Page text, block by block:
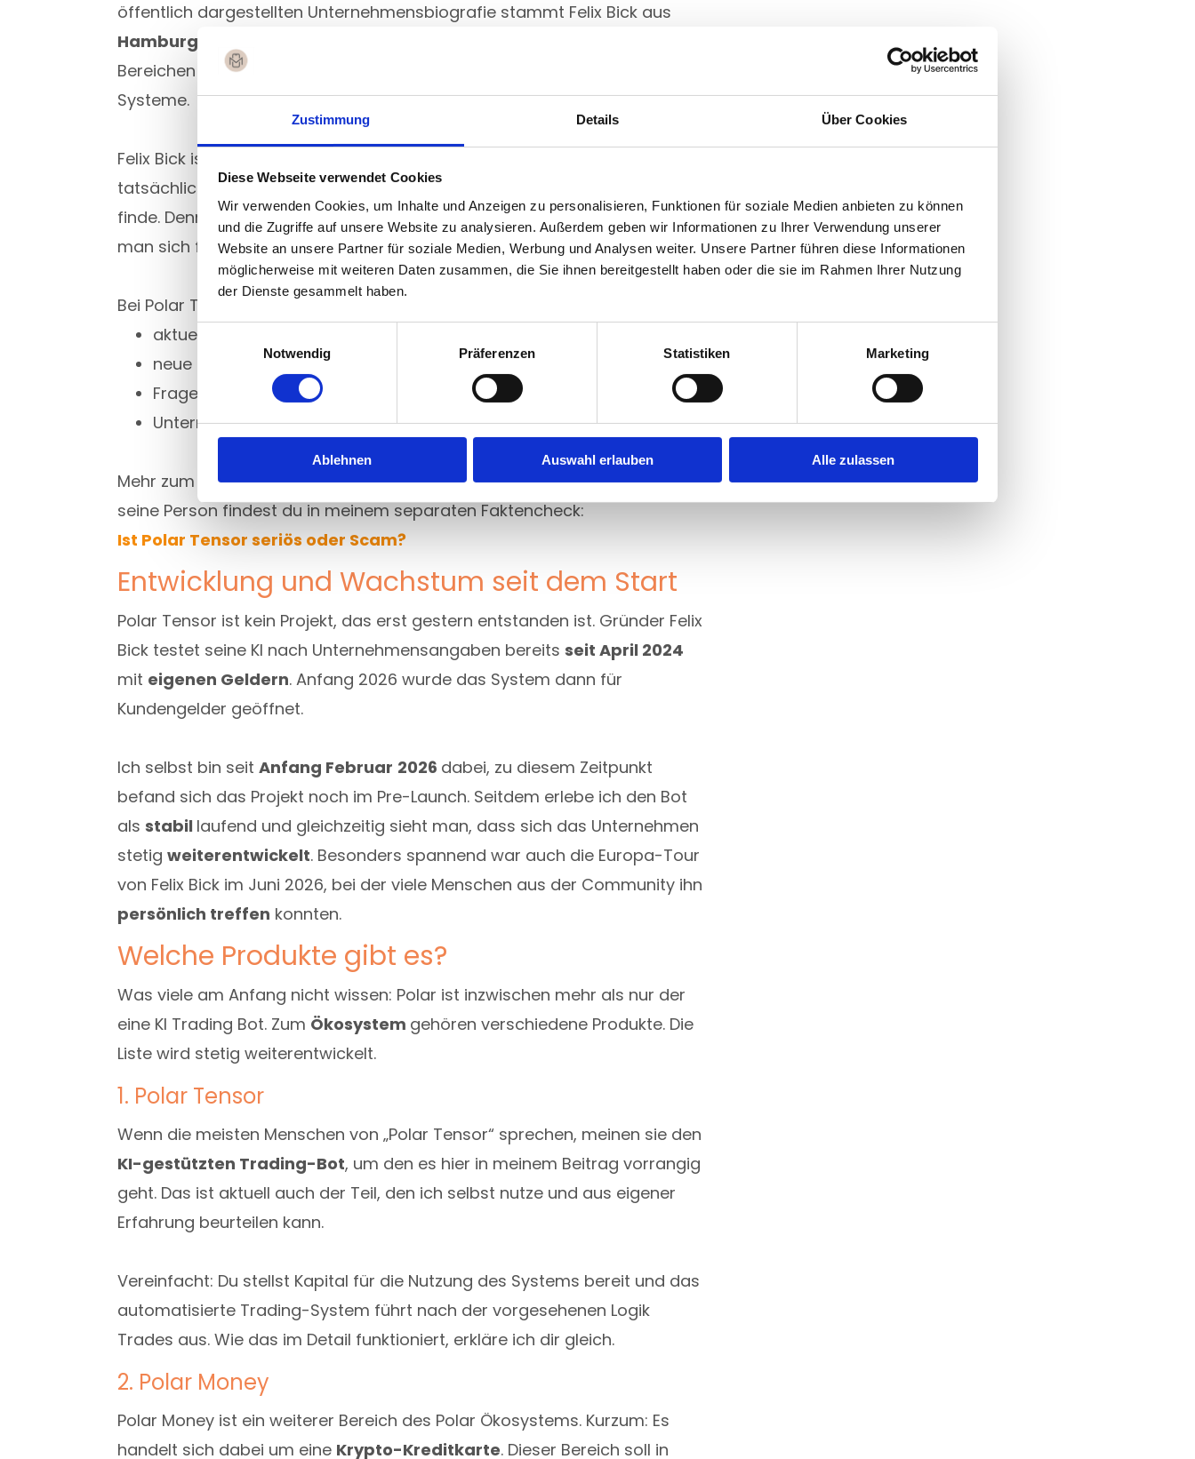
Zustimmung Details Über Cookies
Diese Webseite verwendet Cookies
Wir verwenden Cookies, um Inhalte und Anzeigen zu personalisieren, Funktionen für soziale Medien anbieten zu können
und die Zugriffe auf unsere Website zu analysieren. Außerdem geben wir Informationen zu Ihrer Verwendung unserer
Website an unsere Partner für soziale Medien, Werbung und Analysen weiter. Unsere Partner führen diese Informationen
möglicherweise mit weiteren Daten zusammen, die Sie ihnen bereitgestellt haben oder die sie im Rahmen Ihrer Nutzung
der Dienste gesammelt haben.
Einwilligungsauswahl
Notwendig
Präferenzen Statistiken Marketing
Ablehnen Auswahl erlauben Alle zulassen
öffentlich dargestellten Unternehmensbiografie stammt Felix Bick aus
Hamburg
Bereichen internationale Handelsstrukturen, Algorithmen und KI-gestützte
Systeme.
Felix Bick ist innerhalb der Community sehr
tatsächlich etwas, das ich bei einem Projekt im Krypto-Bereich wichtig
finde. Denn wir kennen wahrscheinlich alle diese Plattformen, bei denen
man sich fragt:Wer steckt da eigentlich dahinter?
Bei Polar Tensor gibt es regelmäßige
aktuelle Entwicklungen erklärt
neue Produkte vorgestellt
Fragen aus der Community beantwortet
Unternehmensupdates geteilt
Mehr zum Gründer und auch zu den teilweise wilden Gerüchten rund um
seine Person findest du in meinem separaten Faktencheck:
Ist Polar Tensor seriös oder Scam?
Entwicklung und Wachstum seit dem Start
Polar Tensor ist kein Projekt, das erst gestern entstanden ist. Gründer Felix
Bick testet seine KI nach Unternehmensangaben bereits seit April 2024
mit eigenen Geldern. Anfang 2026 wurde das System dann für
Kundengelder geöffnet.
Ich selbst bin seit Anfang Februar 2026 dabei, zu diesem Zeitpunkt
befand sich das Projekt noch im Pre-Launch. Seitdem erlebe ich den Bot
als stabil laufend und gleichzeitig sieht man, dass sich das Unternehmen
stetig weiterentwickelt. Besonders spannend war auch die Europa-Tour
von Felix Bick im Juni 2026, bei der viele Menschen aus der Community ihn
persönlich treffen konnten.
Welche Produkte gibt es?
Was viele am Anfang nicht wissen: Polar ist inzwischen mehr als nur der
eine KI Trading Bot. Zum Ökosystem gehören verschiedene Produkte. Die
Liste wird stetig weiterentwickelt.
1. Polar Tensor
Wenn die meisten Menschen von „Polar Tensor“ sprechen, meinen sie den
KI-gestützten Trading-Bot, um den es hier in meinem Beitrag vorrangig
geht. Das ist aktuell auch der Teil, den ich selbst nutze und aus eigener
Erfahrung beurteilen kann.
Vereinfacht: Du stellst Kapital für die Nutzung des Systems bereit und das
automatisierte Trading-System führt nach der vorgesehenen Logik
Trades aus. Wie das im Detail funktioniert, erkläre ich dir gleich.
2. Polar Money
Polar Money ist ein weiterer Bereich des Polar Ökosystems. Kurzum: Es
handelt sich dabei um eine Krypto-Kreditkarte. Dieser Bereich soll in